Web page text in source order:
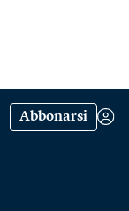
Abbonarsi